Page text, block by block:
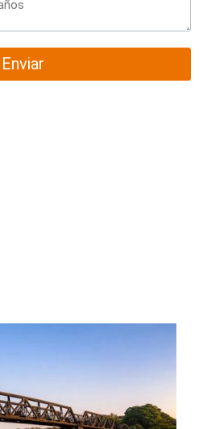
Enviar